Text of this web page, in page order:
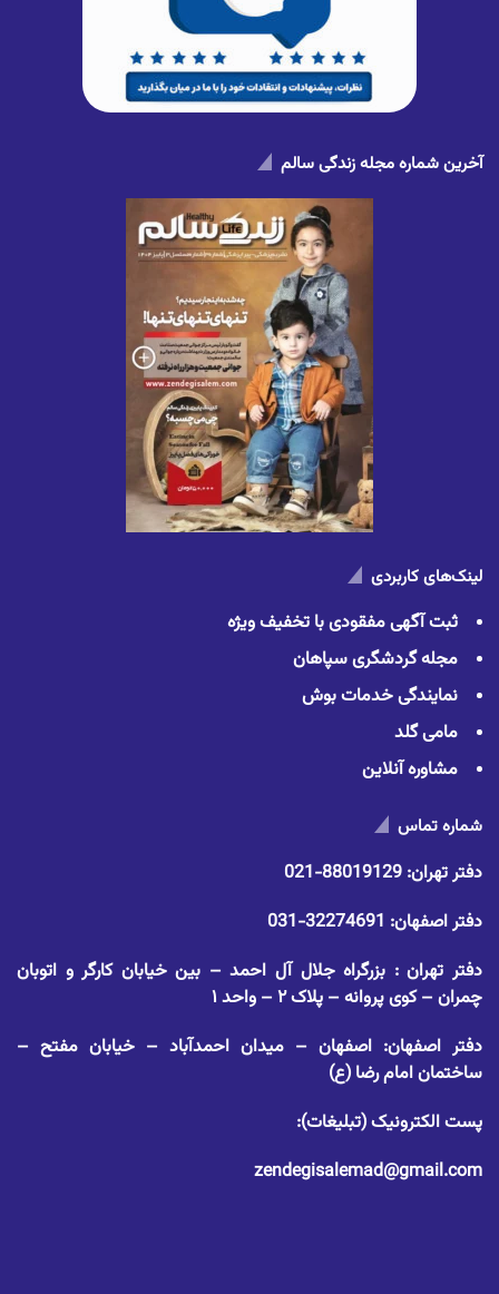
آخرین شماره مجله زندگی سالم
لینک‌های کاربردی
ثبت آگهی مفقودی با تخفیف ویژه
مجله گردشگری سپاهان
نمایندگی خدمات بوش
مامی گلد
مشاوره آنلاین
شماره تماس
دفتر تهران: 88019129-021
دفتر اصفهان: 32274691-031
دفتر تهران : بزرگراه جلال آل احمد – بین خیابان کارگر و اتوبان
چمران – کوی پروانه – پلاک ۲ – واحد ۱
دفتر اصفهان: اصفهان – میدان احمدآباد – خیابان مفتح –
ساختمان امام رضا (ع)
پست الکترونیک (تبلیغات):
zendegisalemad@gmail.com